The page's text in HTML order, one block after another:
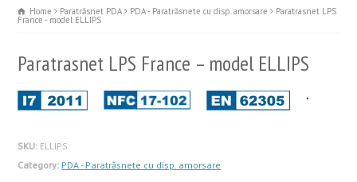
Home Paratrăsnet PDA PDA - Paratrăsnete cu disp. amorsare Paratrasnet LPS
France - model ELLIPS
Paratrasnet LPS France – model ELLIPS
.
SKU: ELLIPS
Category: PDA - Paratrăsnete cu disp. amorsare